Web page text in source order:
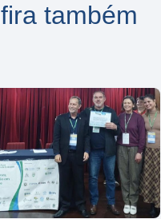
também